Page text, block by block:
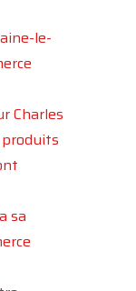
le-
Charles
sa